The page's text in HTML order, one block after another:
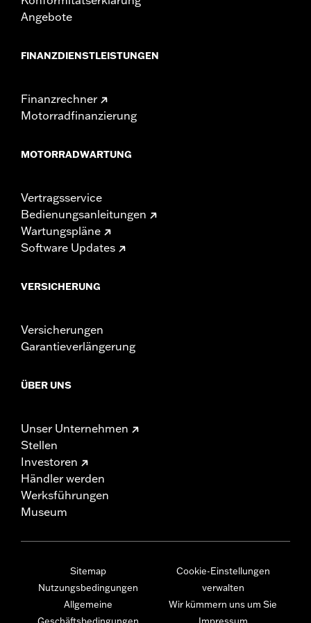
Angebote
FINANZDIENSTLEISTUNGEN
Finanzrechner
Motorradfinanzierung
MOTORRADWARTUNG
Vertragsservice
Bedienungsanleitungen
Wartungspläne
Software Updates
VERSICHERUNG
Versicherungen
Garantieverlängerung
ÜBER UNS
Unser Unternehmen
Stellen
Investoren
Händler werden
Werksführungen
Museum
Sitemap
Nutzungsbedingungen
Allgemeine
Geschäftsbedingungen
Cookie-Einstellungen
verwalten
Wir kümmern uns um Sie
Impressum